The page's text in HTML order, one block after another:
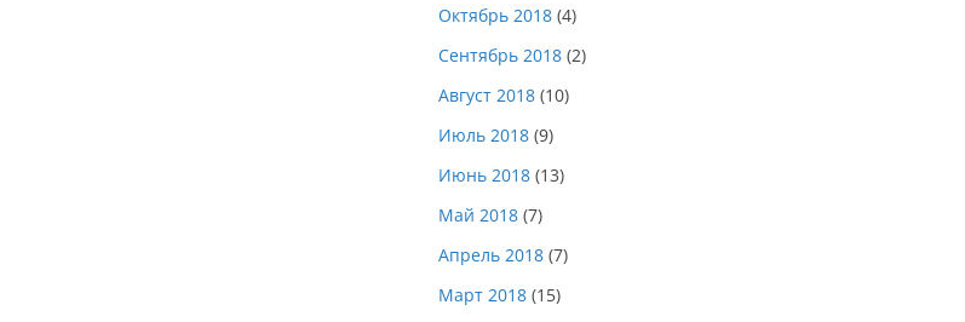
Октябрь 2018 (4)
Сентябрь 2018 (2)
Август 2018 (10)
Июль 2018 (9)
Июнь 2018 (13)
Май 2018 (7)
Апрель 2018 (7)
Март 2018 (15)